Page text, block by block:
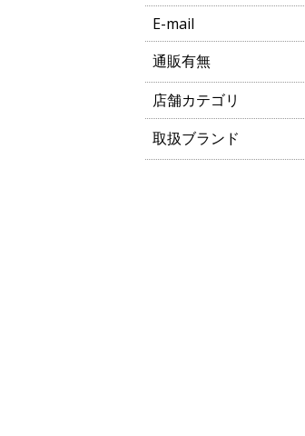
E-mail
通販有無
店舗カテゴリ
取扱ブランド